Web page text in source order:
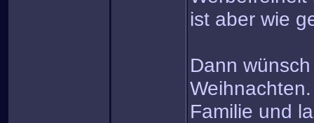
ist aber wie
Dann
Familie und